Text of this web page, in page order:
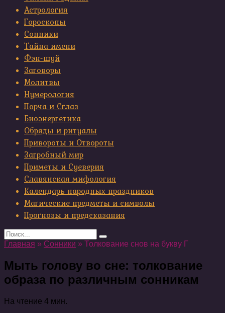
Астрология
Гороскопы
Сонники
Тайна имени
Фэн-шуй
Заговоры
Молитвы
Нумерология
Порча и Сглаз
Биоэнергетика
Обряды и ритуалы
Привороты и Отвороты
Загробный мир
Приметы и Суеверия
Славянская мифология
Календарь народных праздников
Магические предметы и символы
Прогнозы и предсказания
Search
for:
Главная » Сонники » Толкование снов на букву Г
Мыть голову во сне: толкование
образа по различным сонникам
На чтение 4 мин.